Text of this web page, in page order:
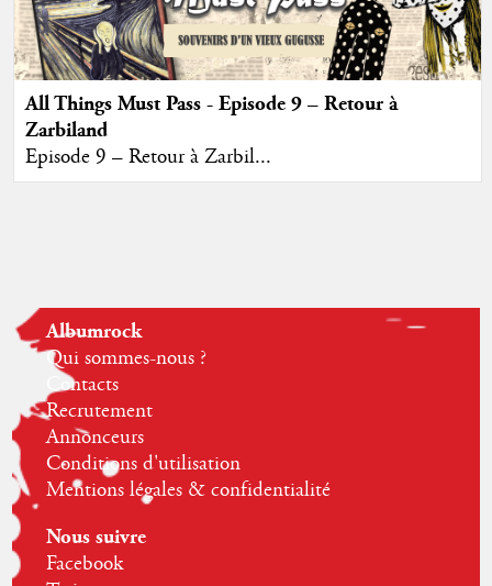
All Things Must Pass - Episode 9 – Retour à
Zarbiland
Episode 9 – Retour à Zarbil...
Albumrock
Qui sommes-nous ?
Contacts
Recrutement
Annonceurs
Conditions d'utilisation
Mentions légales & confidentialité
Nous suivre
Facebook